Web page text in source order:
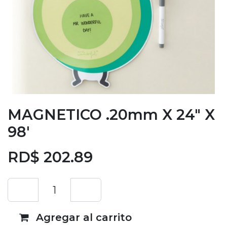
MAGNETICO .20mm X 24" X
98'
RD$ 202.89
Agregar al carrito